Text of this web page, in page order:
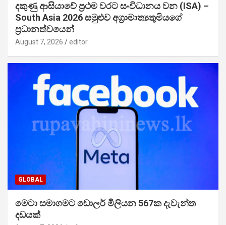
දකුණු ආසියාවේ ප්‍රථම වරට සංවිධානය වන (ISA) –
South Asia 2026 සමුළුව අග්‍රාමාත්‍යතුමියගේ
ප්‍රධානත්වයෙන්
August 7, 2026 editor
GLOBAL
මෙටා සමාගමට ඩොලර් මිලියන 567ක දැවැන්ත
දඩයක්